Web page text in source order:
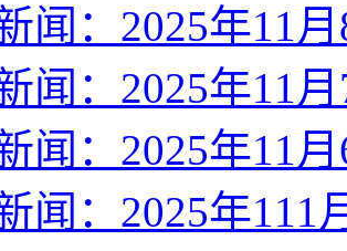
闻：2025年11
闻：2025年11
闻：2025年11
闻：2025年111